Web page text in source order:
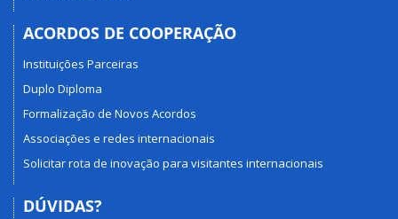
ACORDOS DE COOPERAÇÃO
Instituições Parceiras
Duplo Diploma
Formalização de Novos Acordos
Associações e redes internacionais
Solicitar rota de inovação para visitantes internacionais
DÚVIDAS?